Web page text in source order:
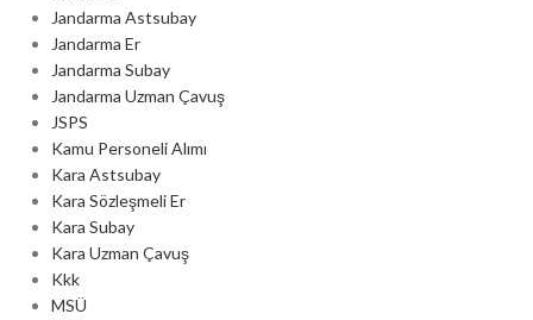
Jandarma Astsubay
Jandarma Er
Jandarma Subay
Jandarma Uzman Çavuş
JSPS
Kamu Personeli Alımı
Kara Astsubay
Kara Sözleşmeli Er
Kara Subay
Kara Uzman Çavuş
Kkk
MSÜ